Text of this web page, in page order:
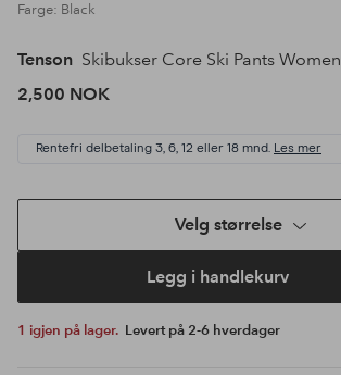
Farge: Black
Tenson Skibukser Core Ski Pants Women
2,500 NOK
Rentefri delbetaling 3, 6, 12 eller 18 mnd. Les mer
Velg størrelse
Legg i handlekurv
1 igjen på lager. Levert på 2-6 hverdager